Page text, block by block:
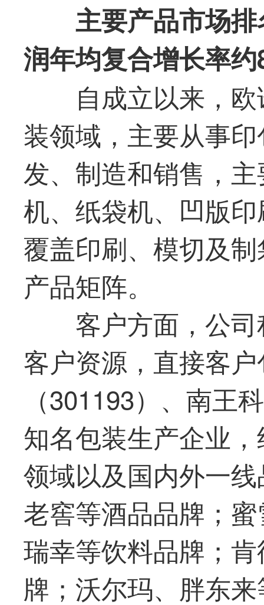
主要产品市场
润年均复合增长率
自成立以来，
装领域，主要从事
发、制造和销售，
机、纸袋机、凹版
覆盖印刷、模切及
产品矩阵。
客户方面，公
客户资源，直接客
（301193）、南王
知名包装生产企业
领域以及国内外一
老窖等酒品品牌；
瑞幸等饮料品牌；
牌；沃尔玛、胖东